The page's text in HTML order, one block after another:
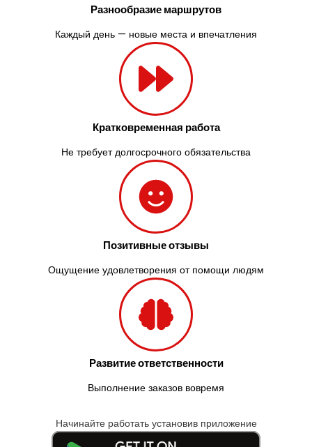
Разнообразие маршрутов
Каждый день — новые места и впечатления
Кратковременная работа
Не требует долгосрочного обязательства
Позитивные отзывы
Ощущение удовлетворения от помощи людям
Развитие ответственности
Выполнение заказов вовремя
Начинайте работать установив приложение